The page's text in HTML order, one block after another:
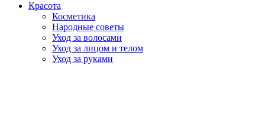
Красота
Косметика
Народные советы
Уход за волосами
Уход за лицом и телом
Уход за руками